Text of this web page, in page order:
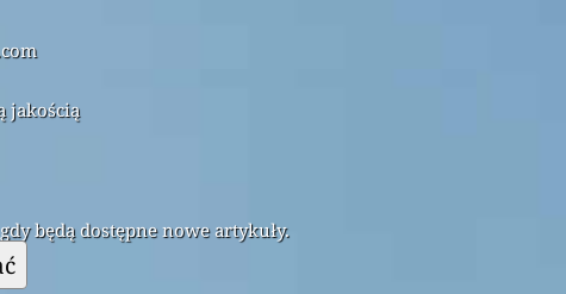
jakością
będą dostępne nowe artykuły.